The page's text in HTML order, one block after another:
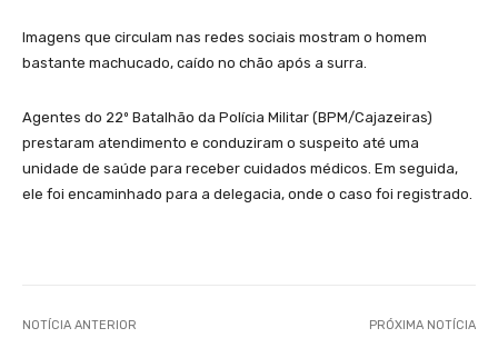
Imagens que circulam nas redes sociais mostram o homem
bastante machucado, caído no chão após a surra.
Agentes do 22º Batalhão da Polícia Militar (BPM/Cajazeiras)
prestaram atendimento e conduziram o suspeito até uma
unidade de saúde para receber cuidados médicos. Em seguida,
ele foi encaminhado para a delegacia, onde o caso foi registrado.
NOTÍCIA ANTERIOR PRÓXIMA NOTÍCIA